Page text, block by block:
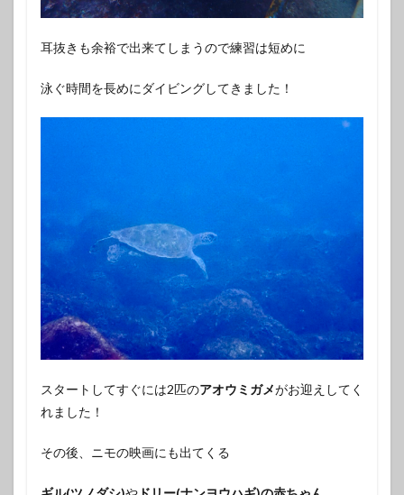
耳抜きも余裕で出来てしまうので練習は短めに
泳ぐ時間を長めにダイビングしてきました！
スタートしてすぐには2匹のアオウミガメがお迎えしてく
れました！
その後、ニモの映画にも出てくる